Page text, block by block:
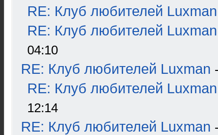
RE: Клуб любителей Luxman
RE: Клуб любителей Luxman
04:10
RE: Клуб любителей Luxman
RE: Клуб любителей Luxman
12:14
RE: Клуб любителей Luxman